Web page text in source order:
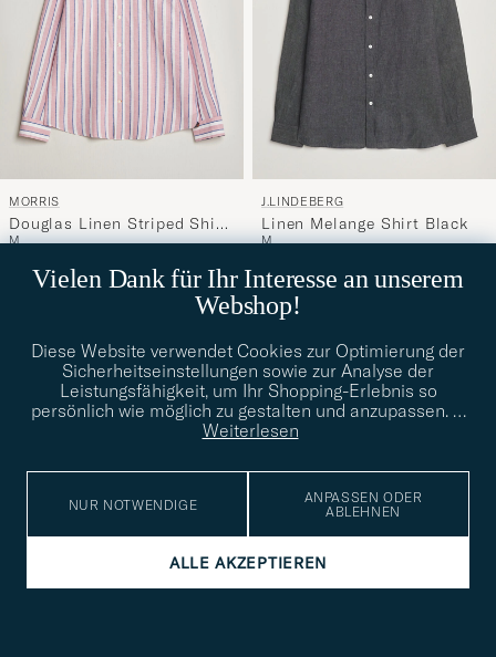
MORRIS
Douglas Linen Striped Shirt
Red/White
M
Regulärer Preis
140€ Reduzierter Preis
98€
J.LINDEBERG
Linen Melange Shirt Black
M
Entdecke mehr
Vielen Dank für Ihr Interesse an unserem
Webshop!
Diese Website verwendet Cookies zur Optimierung der
Sicherheitseinstellungen sowie zur Analyse der
Leistungsfähigkeit, um Ihr Shopping-Erlebnis so
persönlich wie möglich zu gestalten und anzupassen. …
Weiterlesen
NUR NOTWENDIGE
ANPASSEN ODER
ABLEHNEN
ALLE AKZEPTIEREN